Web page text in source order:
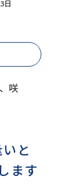
日
と
ます